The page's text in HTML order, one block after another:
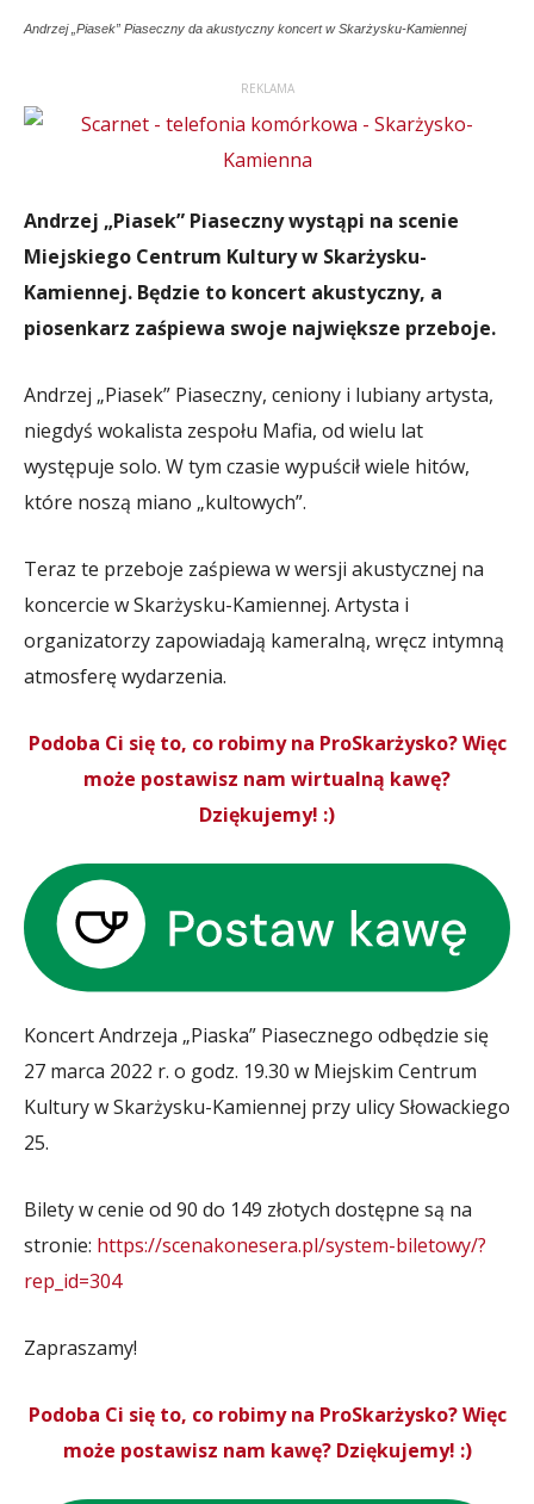
Andrzej „Piasek” Piaseczny da akustyczny koncert w Skarżysku-Kamiennej
REKLAMA
Andrzej „Piasek” Piaseczny wystąpi na scenie
Miejskiego Centrum Kultury w Skarżysku-
Kamiennej. Będzie to koncert akustyczny, a
piosenkarz zaśpiewa swoje największe przeboje.
Andrzej „Piasek” Piaseczny, ceniony i lubiany artysta,
niegdyś wokalista zespołu Mafia, od wielu lat
występuje solo. W tym czasie wypuścił wiele hitów,
które noszą miano „kultowych”.
Teraz te przeboje zaśpiewa w wersji akustycznej na
koncercie w Skarżysku-Kamiennej. Artysta i
organizatorzy zapowiadają kameralną, wręcz intymną
atmosferę wydarzenia.
Podoba Ci się to, co robimy na ProSkarżysko? Więc
może postawisz nam wirtualną kawę?
Dziękujemy! :)
Koncert Andrzeja „Piaska” Piasecznego odbędzie się
27 marca 2022 r. o godz. 19.30 w Miejskim Centrum
Kultury w Skarżysku-Kamiennej przy ulicy Słowackiego
25.
Bilety w cenie od 90 do 149 złotych dostępne są na
stronie: https://scenakonesera.pl/system-biletowy/?
rep_id=304
Zapraszamy!
Podoba Ci się to, co robimy na ProSkarżysko? Więc
może postawisz nam kawę? Dziękujemy! :)